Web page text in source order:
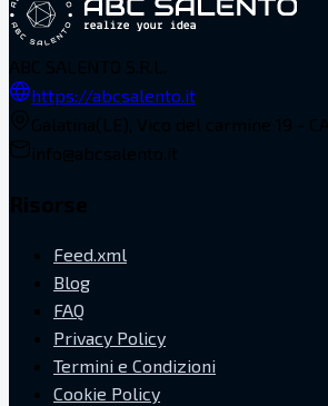
https://abcsalento.it
Feed.xml
Blog
FAQ
Privacy Policy
Termini e Condizioni
Cookie Policy